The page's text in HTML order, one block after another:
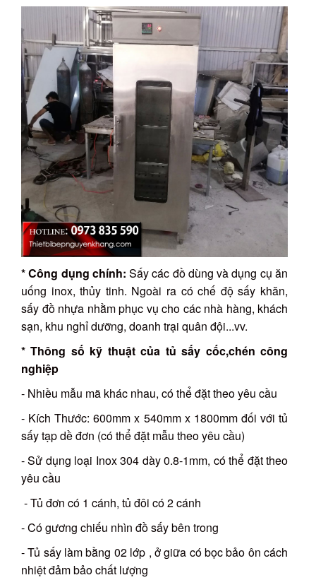
* Công dụng chính: Sấy các đồ dùng và dụng cụ ăn
uống inox, thủy tinh. Ngoài ra có chế độ sấy khăn,
sấy đồ nhựa nhằm phục vụ cho các nhà hàng, khách
sạn, khu nghỉ dưỡng, doanh trại quân đội...vv.
* Thông số kỹ thuật của tủ sấy cốc,chén công
nghiệp
- Nhiều mẫu mã khác nhau, có thể đặt theo yêu cầu
- Kích Thước: 600mm x 540mm x 1800mm đối với tủ
sấy tạp dề đơn (có thể đặt mẫu theo yêu cầu)
- Sử dụng loại Inox 304 dày 0.8-1mm, có thể đặt theo
yêu cầu
- Tủ đơn có 1 cánh, tủ đôi có 2 cánh
- Có gương chiếu nhìn đồ sấy bên trong
- Tủ sấy làm bằng 02 lớp , ở giữa có bọc bảo ôn cách
nhiệt đảm bảo chất lượng